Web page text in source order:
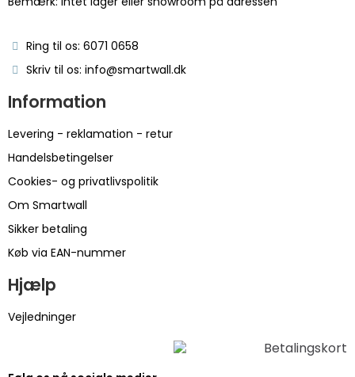
Ring til os: 6071 0658
Skriv til os: info@smartwall.dk
Information
Levering - reklamation - retur
Handelsbetingelser
Cookies- og privatlivspolitik
Om Smartwall
Sikker betaling
Køb via EAN-nummer
Hjælp
Vejledninger